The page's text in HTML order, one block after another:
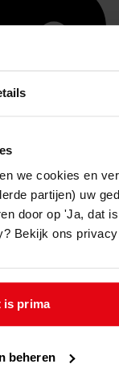
we cookies en
partijen) uw
door op 'Ja, dat
Bekijk ons
is prima
beheren